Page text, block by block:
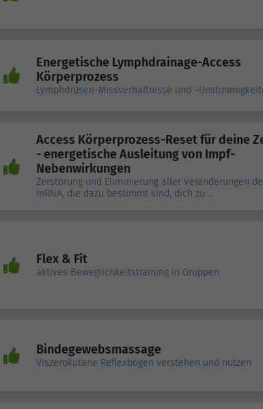
Energetische Lymphdrainage-Access
Körperprozess
Lymphdrüsen-Missverhältnisse und
Access Körperprozess-Reset für deine
- energetische Ausleitung von Impf-
Nebenwirkungen
Zerstörung und Eliminierung aller Veränderungen
mRNA, die dazu bestimmt sind, dich zu ...
Flex & Fit
aktives Beweglichkeitstraining in Gruppen
Bindegewebsmassage
Viszerokutane Reflexbögen verstehen und nutzen